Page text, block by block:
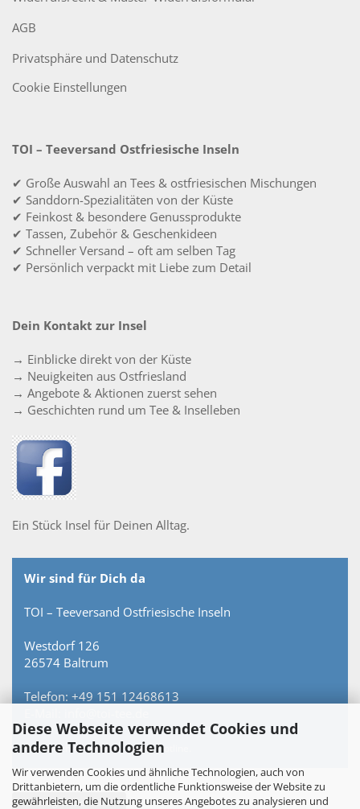
Diese Webseite verwendet Cookies und
andere Technologien
Wir verwenden Cookies und ähnliche Technologien, auch von
Drittanbietern, um die ordentliche Funktionsweise der Website zu
gewährleisten, die Nutzung unseres Angebotes zu analysieren und
AGB
Privatsphäre und Datenschutz
Cookie Einstellungen
TOI – Teeversand Ostfriesische Inseln
✔ Große Auswahl an Tees & ostfriesischen Mischungen
✔ Sanddorn-Spezialitäten von der Küste
✔ Feinkost & besondere Genussprodukte
✔ Tassen, Zubehör & Geschenkideen
✔ Schneller Versand – oft am selben Tag
✔ Persönlich verpackt mit Liebe zum Detail
Dein Kontakt zur Insel
→ Einblicke direkt von der Küste
→ Neuigkeiten aus Ostfriesland
→ Angebote & Aktionen zuerst sehen
→ Geschichten rund um Tee & Inselleben
Ein Stück Insel für Deinen Alltag.
Wir sind für Dich da
TOI – Teeversand Ostfriesische Inseln
Westdorf 126
26574 Baltrum
Telefon: +49 151 12468613
Persönlich erreichbar – keine Hotline.
Vertrag widerrufen